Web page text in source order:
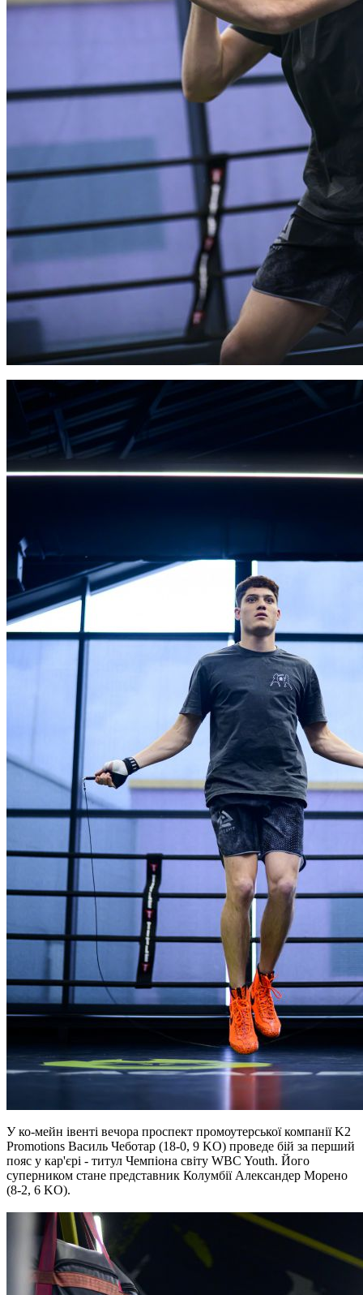
У ко-мейн івенті вечора проспект промоутерської компанії K2
Promotions Василь Чеботар (18-0, 9 KO) проведе бій за перший
пояс у кар'єрі - титул Чемпіона світу WBC Youth. Його
суперником стане представник Колумбії Александер Морено
(8-2, 6 KO).